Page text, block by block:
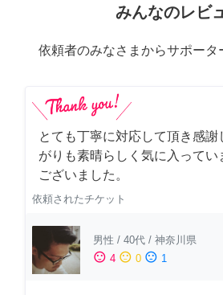
みんなのレビ
依頼者のみなさまからサポータ
とても丁寧に対応して頂き感謝
がりも素晴らしく気に入ってい
ございました。
依頼されたチケット
男性 / 40代 / 神奈川県
sentiment_satisfied 4 sentiment_neutral 0 sentiment_dissatisfied 1